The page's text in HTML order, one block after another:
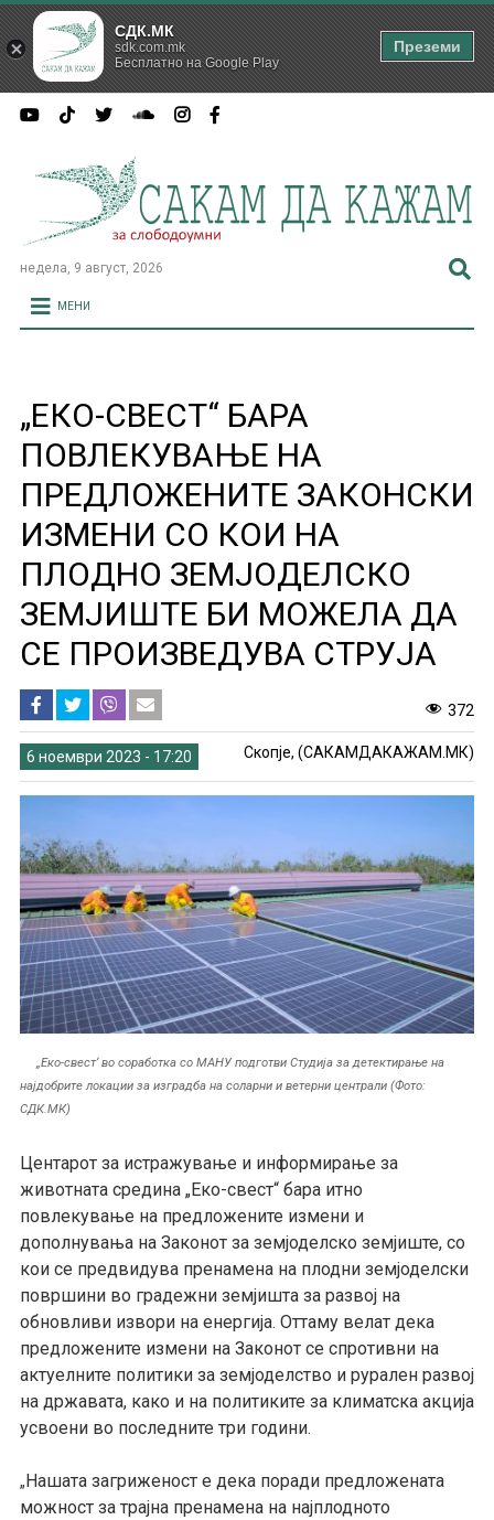
недела, 9 август, 2026
МЕНИ
„ЕКО-СВЕСТ“ БАРА
ПОВЛЕКУВАЊЕ НА
ПРЕДЛОЖЕНИТЕ ЗАКОНСКИ
ИЗМЕНИ СО КОИ НА
ПЛОДНО ЗЕМЈОДЕЛСКО
ЗЕМЈИШТЕ БИ МОЖЕЛА ДА
СЕ ПРОИЗВЕДУВА СТРУЈА
372
6 ноември 2023 - 17:20 Скопје, (САКАМДАКАЖАМ.МК)
„Еко-свест‘ во соработка со МАНУ подготви Студија за детектирање на
најдобрите локации за изградба на соларни и ветерни централи (Фото:
СДК.МК)
Центарот за истражување и информирање за
животната средина „Еко-свест“ бара итно
повлекување на предложените измени и
дополнувања на Законот за земјоделско земјиште, со
кои се предвидува пренамена на плодниземјоделски
површиниво градежни земјишта за развој на
обновливи извори на енергија. Оттаму велат дека
предложените измени на Законот се спротивни на
актуелните политики за земјоделство и рурален развој
на државата, како и на политиките за климатска акција
усвоени во последните три години.
„Нашата загриженост е дека поради предложената
можност за трајна пренамена на најплодното
СДК.МК
sdk.com.mk
Бесплатно на Google Play
Преземи